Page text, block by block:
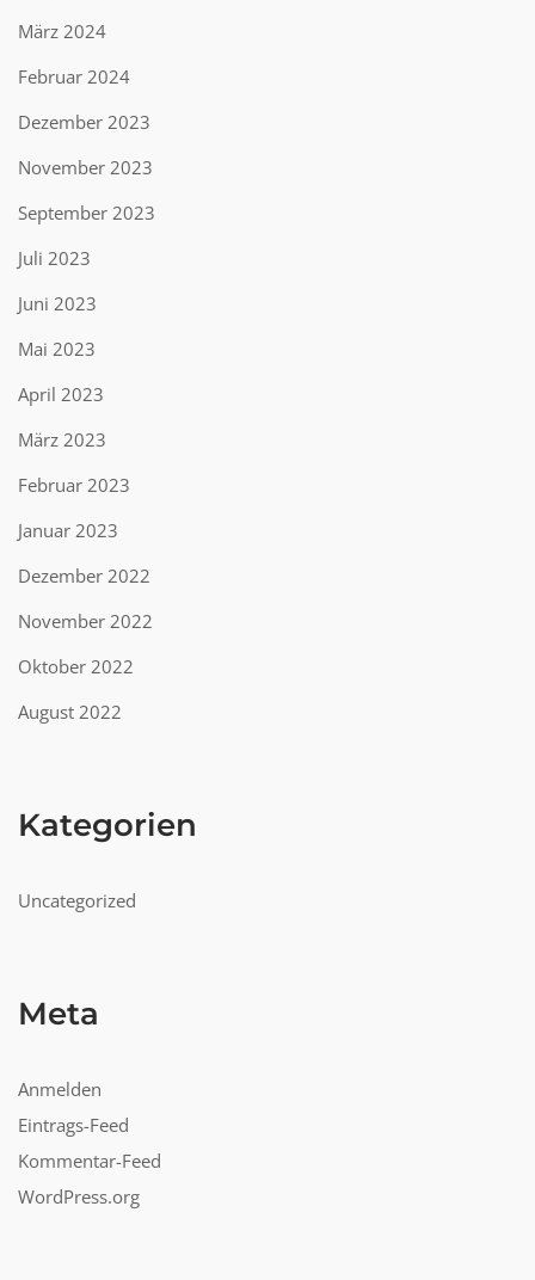
März 2024
Februar 2024
Dezember 2023
November 2023
September 2023
Juli 2023
Juni 2023
Mai 2023
April 2023
März 2023
Februar 2023
Januar 2023
Dezember 2022
November 2022
Oktober 2022
August 2022
Kategorien
Uncategorized
Meta
Anmelden
Eintrags-Feed
Kommentar-Feed
WordPress.org